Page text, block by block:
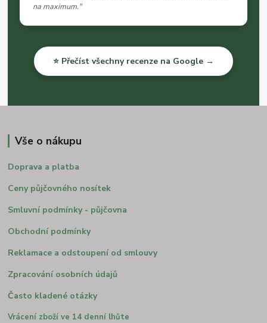
na maximum."
⭐ Přečíst všechny recenze na Google →
Vše o nákupu
Doprava a platba
Ceny půjčovného nosítek
Smluvní podmínky - půjčovna
Obchodní podmínky
Reklamace a odstoupení od smlouvy
Zpracování osobních údajů
Často kladené otázky
Vrácení zboží ve 14 denní lhůte